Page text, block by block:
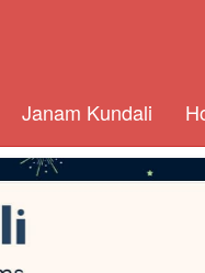
Janam Kundali